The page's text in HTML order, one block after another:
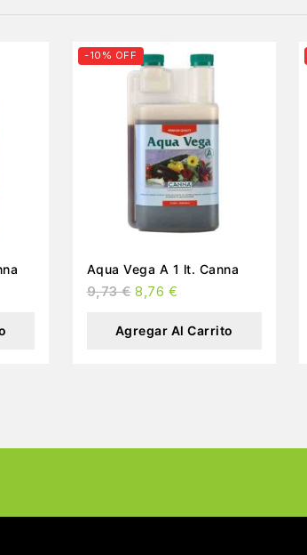
-10% OFF
Aqua Vega A 1 lt. Canna
9,73€ 8,76 €
Agregar Al Carrito